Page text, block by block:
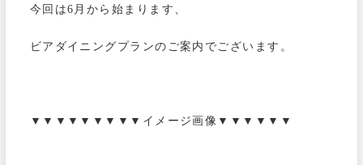
今回は6月から始まります、
ビアダイニングプランのご案内でございます。
▼▼▼▼▼▼▼▼▼イメージ画像▼▼▼▼▼▼